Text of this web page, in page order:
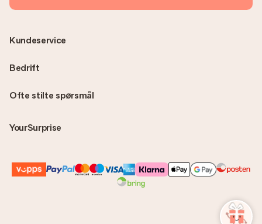
Ofte stilte spørsmål
YourSurprise
Kundeservice
Bedrift